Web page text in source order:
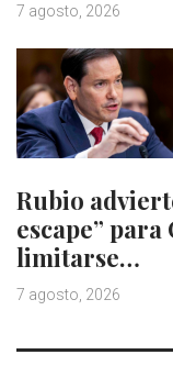
7 agosto, 2026
Rubio
escape” para
limitarse…
7 agosto, 2026